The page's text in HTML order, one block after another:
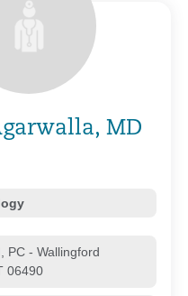
MD
PC - Wallingford
06490